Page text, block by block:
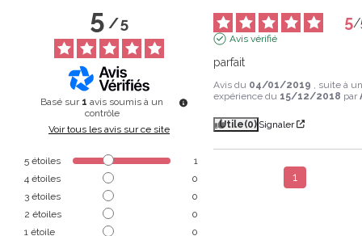
5/5
Basé sur 1 avis soumis à un
contrôle
Voir tous les avis sur ce site
5 étoiles
1
4 étoiles
0
3 étoiles
0
2 étoiles
0
1 étoile 0
5/
Avis vérifié
parfait
Avis du 04/01/2019 , suite à
expérience du 15/12/2018 par
Utile(0) Signaler
1